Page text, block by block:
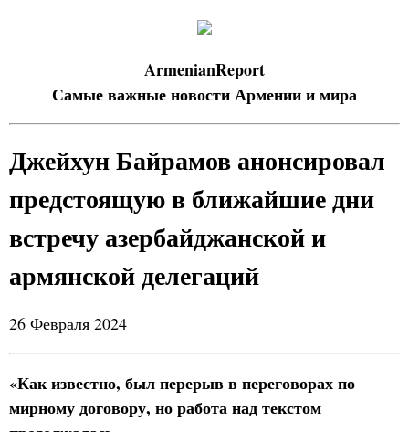
ArmenianReport
Самые важные новости Армении и мира
Джейхун Байрамов анонсировал
предстоящую в ближайшие дни
встречу азербайджанской и
армянской делегаций
26 Февраля 2024
«Как известно, был перерыв в переговорах по
мирному договору, но работа над текстом